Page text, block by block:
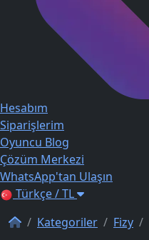
Hesabım
Siparişlerim
Oyuncu Blog
Çözüm Merkezi
WhatsApp'tan Ulaşın
Türkçe / TL
Kategoriler
Fizy